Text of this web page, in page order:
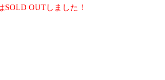
SOLD OUTしました！